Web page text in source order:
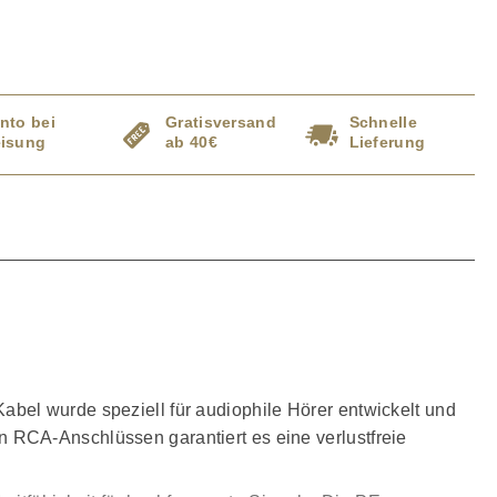
bei
Gratisversand
ab 40€
Schnelle
Lieferung
wurde speziell für audiophile Hörer entwickelt und
RCA-Anschlüssen garantiert es eine verlustfreie